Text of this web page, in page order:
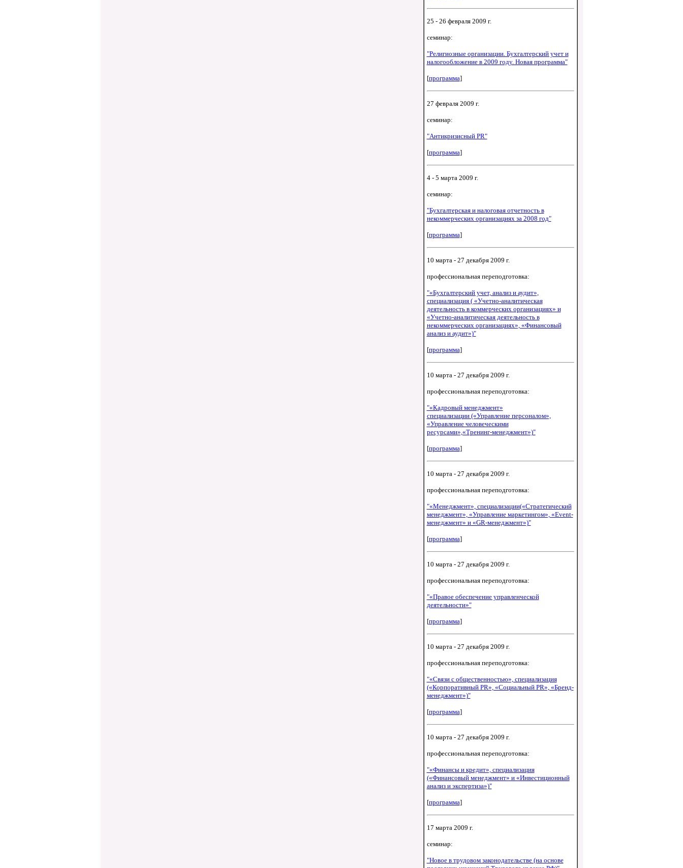
25 - 26 февраля 2009 г.
семинар:
"Религиозные организации. Бухгалтерский учет и
налогообложение в 2009 году. Новая программа"
[программа]
27 февраля 2009 г.
семинар:
"Антикризисный PR"
[программа]
4 - 5 марта 2009 г.
семинар:
"Бухгалтерская и налоговая отчетность в
некоммерческих организациях за 2008 год"
[программа]
10 марта - 27 декабря 2009 г.
профессиональная переподготовка:
"«Бухгалтерский учет, анализ и аудит»,
специализация ( «Учетно-аналитическая
деятельность в коммерческих организациях» и
«Учетно-аналитическая деятельность в
некоммерческих организациях», «Финансовый
анализ и аудит»)"
[программа]
10 марта - 27 декабря 2009 г.
профессиональная переподготовка:
"«Кадровый менеджмент»
специализации («Управление персоналом»,
«Управление человеческими
ресурсами»,«Тренинг-менеджмент»)"
[программа]
10 марта - 27 декабря 2009 г.
профессиональная переподготовка:
"«Менеджмент», специализации(«Стратегический
менеджмент», «Управление маркетингом», «Event-
менеджмент» и «GR-менеджмент»)"
[программа]
10 марта - 27 декабря 2009 г.
профессиональная переподготовка:
"«Правое обеспечение управленческой
деятельности»"
[программа]
10 марта - 27 декабря 2009 г.
профессиональная переподготовка:
"«Связи с общественностью», специализация
(«Корпоративный PR», «Социальный PR», «Бренд-
менеджмент»)"
[программа]
10 марта - 27 декабря 2009 г.
профессиональная переподготовка:
"«Финансы и кредит», специализация
(«Финансовый менеджмент» и «Инвестиционный
анализ и экспертиза»)"
[программа]
17 марта 2009 г.
семинар:
"Новое в трудовом законодательстве (на основе